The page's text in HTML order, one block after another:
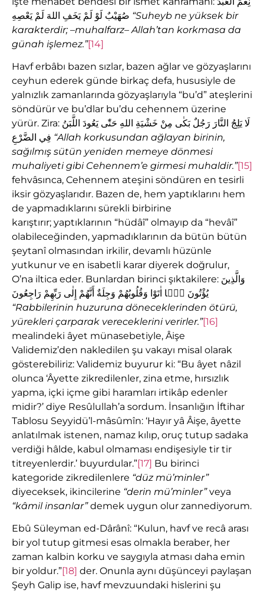
“Suheyb ne yüksek bir
karakterdir; –muhalfarz– Allah’tan korkmasa da
günah işlemez.”[14]
Havf erbâbı bazen sızlar, bazen ağlar ve gözyaşlarını
ceyhun ederek günde birkaç defa, hususiyle de
yalnızlık zamanlarında gözyaşlarıyla “bu’d” ateşlerini
söndürür ve bu’dlar bu’du cehennem üzerine
yürür. Zira: لَا يَلِجُ النَّارَ رَجُلٌ بَكٰى مِنْ خَشْيَةِ اللهِ حَتّٰى يَعُودَ اللَّبَنُ
“Allah korkusundan ağlayan birinin,
sağılmış sütün yeniden memeye dönmesi
muhaliyeti gibi Cehennem’e girmesi muhaldir.”[15]
fehvâsınca, Cehennem ateşini söndüren en tesirli
iksir gözyaşlarıdır. Bazen de, hem yaptıklarını hem
de yapmadıklarını sürekli birbirine
karıştırır; yaptıklarının “hüdâî” olmayıp da “hevâî”
olabileceğinden, yapmadıklarının da bütün bütün
şeytanî olmasından irkilir, devamlı hüzünle
yutkunur ve en isabetli karar diyerek doğrulur,
O’na iltica eder. Bunlardan birinci şıktakilere: وَالَّذِينَ
يُؤْتُونَ مَۤا اٰتَوْا وَقُلُوبُهُمْ وَجِلَةٌ أَنَّهُمْ إِلٰى رَبِّهِمْ رَاجِعُونَ
“Rabbilerinin huzuruna döneceklerinden ötürü,
yürekleri çarparak vereceklerini verirler.”[16]
mealindeki âyet münasebetiyle, Âişe
Validemiz’den nakledilen şu vakayı misal olarak
gösterebiliriz: Validemiz buyurur ki: “Bu âyet nâzil
olunca ‘Âyette zikredilenler, zina etme, hırsızlık
yapma, içki içme gibi haramları irtikâp edenler
midir?’ diye Resûlullah’a sordum. İnsanlığın İftihar
Tablosu Seyyidü’l-mâsûmîn: ‘Hayır yâ Âişe, âyette
anlatılmak istenen, namaz kılıp, oruç tutup sadaka
verdiği hâlde, kabul olmaması endişesiyle tir tir
titreyenlerdir.’ buyurdular.”[17] Bu birinci
kategoride zikredilenlere “düz mü’minler”
diyeceksek, ikincilerine “derin mü’minler”veya
“kâmil insanlar”demek uygun olur zannediyorum.
Ebû Süleyman ed-Dârânî: “Kulun, havf ve recâ arası
bir yol tutup gitmesi esas olmakla beraber, her
zaman kalbin korku ve saygıyla atması daha emin
bir yoldur.”[18] der. Onunla aynı düşünceyi paylaşan
Şeyh Galip ise, havf mevzuundaki hislerini şu